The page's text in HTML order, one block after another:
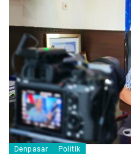
Denpasar Politik